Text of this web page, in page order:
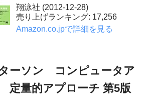
翔泳社 (2012-12-28)
売り上げランキング: 17,256
Amazon.co.jpで詳細を見る
ーソン コンピュータア
定量的アプローチ 第5版